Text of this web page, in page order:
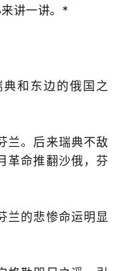
讲一讲。*
和东边的俄国之
兰。后来瑞典不敌
革命推翻沙俄，芬
兰的悲惨命运明显